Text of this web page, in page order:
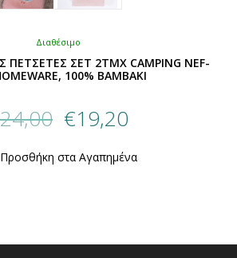
Διαθέσιμο
ΠΕΤΣΕΤΕΣ ΣΕΤ 2TMX CAMPING NEF-
100% ΒΑΜΒΑΚΙ
24,00
price
€24,00.
€19,20
είναι:
το
Οι
Προσθήκη στα Αγαπημένα